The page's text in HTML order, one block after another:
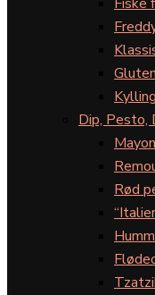
Dip, Pesto,
Rød